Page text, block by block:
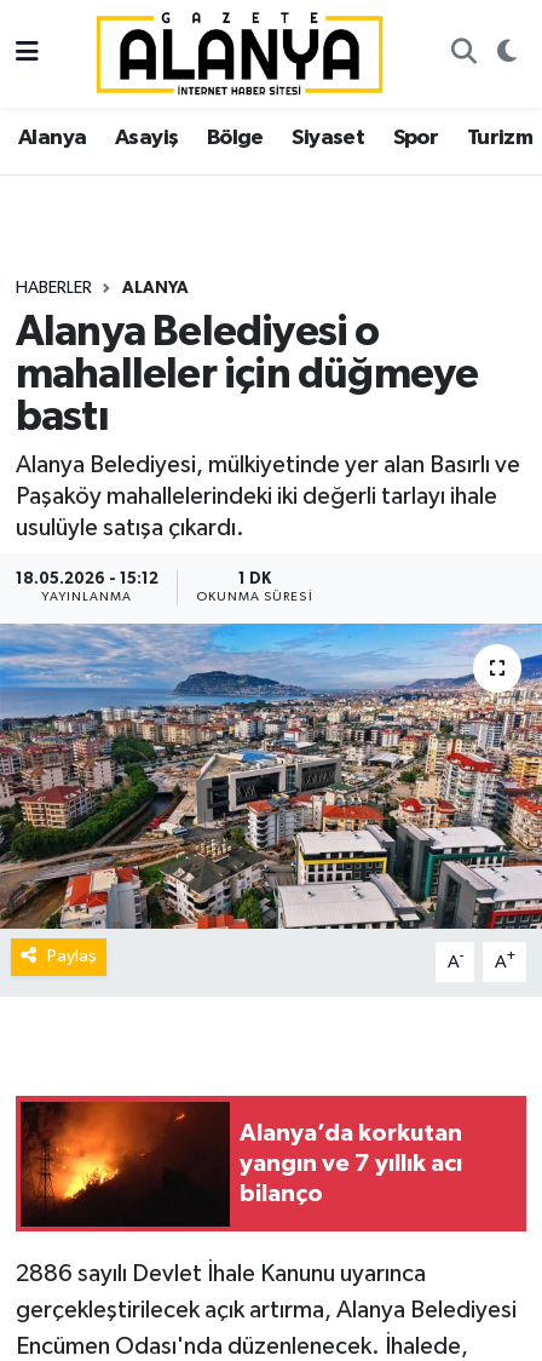
Alanya Asayiş Bölge Siyaset Spor Turizm
HABERLER ALANYA
Alanya Belediyesi o
mahalleler için düğmeye
bastı
Alanya Belediyesi, mülkiyetinde yer alan Basırlı ve
Paşaköy mahallelerindeki iki değerli tarlayı ihale
usulüyle satışa çıkardı.
18.05.2026 - 15:12
YAYINLANMA
1 DK
OKUNMA SÜRESI
Paylaş A- A+
Alanya’da korkutan
yangın ve 7 yıllık acı
bilanço
2886 sayılı Devlet İhale Kanunu uyarınca
gerçekleştirilecek açık artırma, Alanya Belediyesi
Encümen Odası'nda düzenlenecek. İhalede,
Alanya
Asayiş
Siyaset
Spor
Turizm
Ekonomi
Gazipaşa
İstanbul Nöbetçi Eczaneler
İstanbul Hava Durumu
Süper Lig Puan Durumu ve Fikstür
Tüm Manşetler
Son Dakika Haberleri
Haber Arşivi